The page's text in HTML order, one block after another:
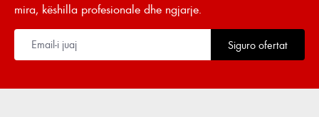
mira, këshilla profesionale dhe ngjarje.
Siguro ofertat